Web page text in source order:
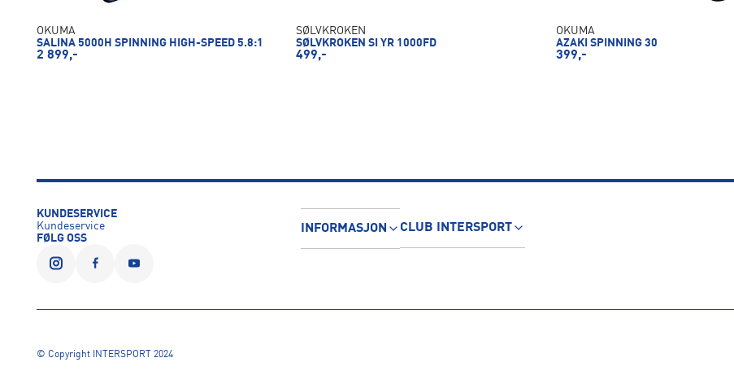
OKUMA
SALINA 5000H SPINNING HIGH-SPEED 5.8:1
2 899,-
SØLVKROKEN
SØLVKROKEN SI YR 1000FD
499,-
OKUMA
AZAKI SPINNING 30
399,-
KUNDESERVICE
Kundeservice
FØLG OSS
INFORMASJON CLUB INTERSPORT
© Copyright INTERSPORT 2024